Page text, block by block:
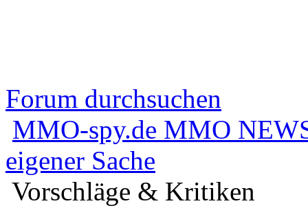
Forum durchsuchen
MMO-spy.de MMO
eigener Sache
Vorschläge & Kritiken